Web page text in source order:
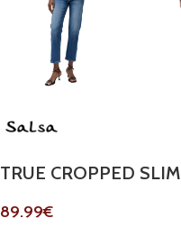
TRUE CROPPED SLIM
89.99€